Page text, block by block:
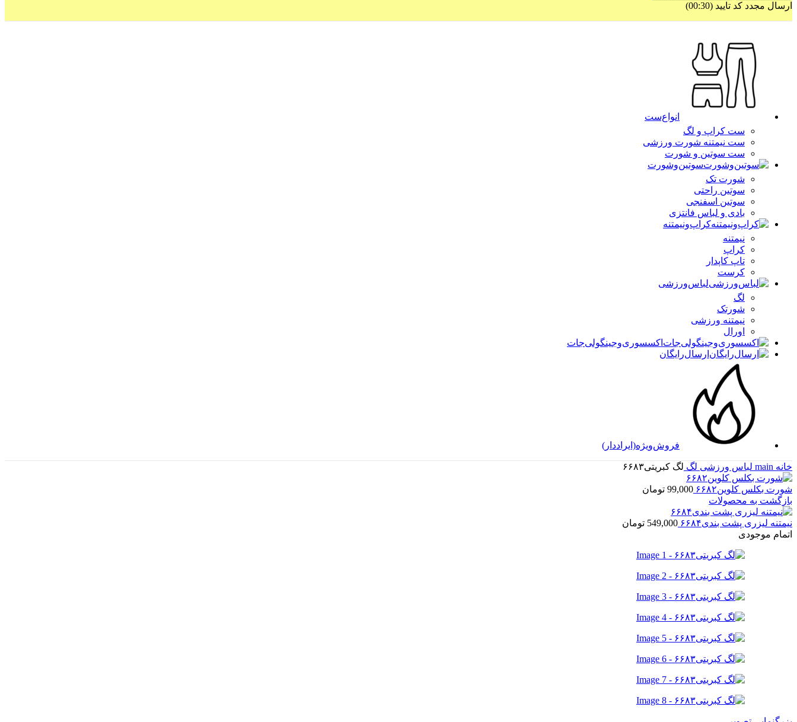
ارسال مجدد کد تایید (00:
30
)
انواع‌ست
ست کراپ و لگ
ست نیمتنه شورت ورزشی
ست سوتین و شورت
سوتین‌وشورت
شورت تک
سوتین راحتی
سوتین اسفنجی
بادی و لباس فانتزی
کراپ‌ونیمتنه
نیمتنه
کراپ
تاپ کاپدار
کرست
لباس‌ورزشی
لگ
شورتک
نیمتنه ورزشی
اورال
اکسسوری‌و‌جینگولی‌جات
ارسال‌رایگان
فروش‌ویژه(ایراد‌دار)
خانه main لباس ورزشی لگ لگ کبریتی۶۶۸۳
شورت بکلس کلوین۶۶۸۲ 99,000 تومان
بازگشت به محصولات
نیمتنه لیزری پشت بندی۶۶۸۴ 549,000 تومان
اتمام موجودی